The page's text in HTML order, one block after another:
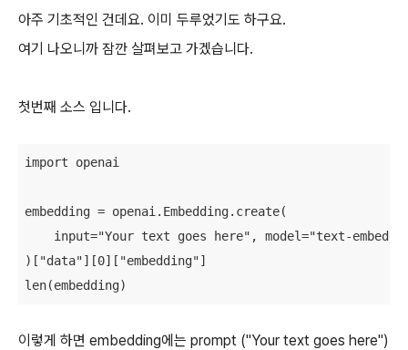
아주 기초적인 건데요. 이미 두루었기도 하구요.
여기 나오니까 잠깐 살펴보고 가겠습니다.
첫번째 소스 입니다.
import openai
input="Your text goes here", model="text-
)["data"][0]["embedding"]
len(embedding)
이렇게 하면 embedding에는 prompt ("Your text goes here")